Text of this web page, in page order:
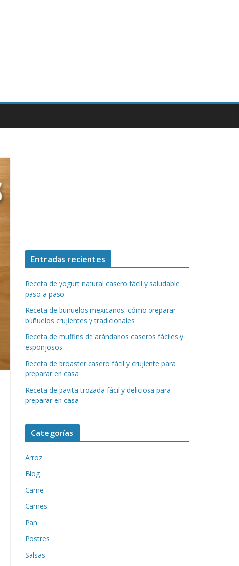
Entradas recientes
Receta de yogurt natural casero fácil y saludable
paso a paso
Receta de buñuelos mexicanos: cómo preparar
buñuelos crujientes y tradicionales
Receta de muffins de arándanos caseros fáciles y
esponjosos
Receta de broaster casero fácil y crujiente para
preparar en casa
Receta de pavita trozada fácil y deliciosa para
preparar en casa
Categorías
Arroz
Blog
Carne
Carnes
Pan
Postres
Salsas